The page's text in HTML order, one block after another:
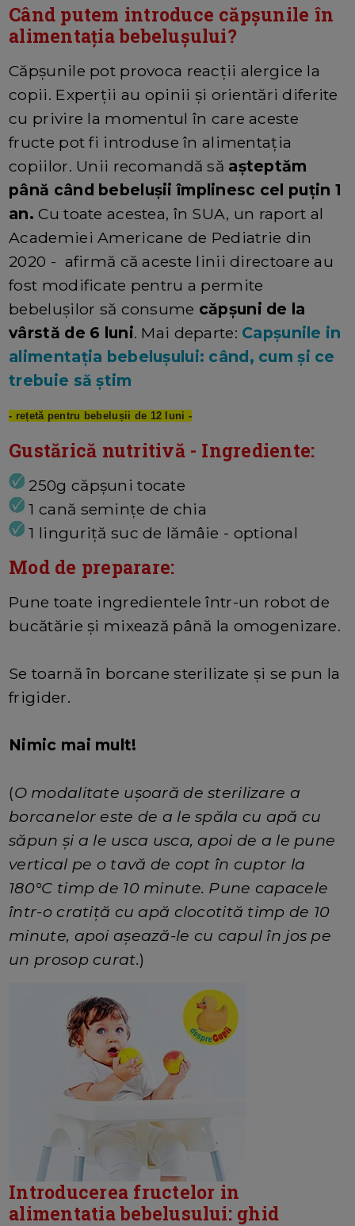
Când putem introduce căpșunile în
alimentația bebelușului?
Căpșunile pot provoca reacții alergice la
copii. Experții au opinii și orientări diferite
cu privire la momentul în care aceste
fructe pot fi introduse în alimentația
copiilor. Unii recomandă să așteptăm
până când bebelușii împlinesc cel puțin 1
an. Cu toate acestea, în SUA, un raport al
Academiei Americane de Pediatrie din
2020 - afirmă că aceste linii directoare au
fost modificate pentru a permite
bebelușilor să consume căpșuni de la
vârstă de 6 luni. Mai departe: Capșunile in
alimentația bebelușului: când, cum și ce
trebuie să știm
- rețetă pentru bebelușii de 12 luni -
Gustărică nutritivă - Ingrediente:
250g căpșuni tocate
1 cană semințe de chia
1 linguriță suc de lămâie - optional
Mod de preparare:
Pune toate ingredientele într-un robot de
bucătărie și mixează până la omogenizare.
Se toarnă în borcane sterilizate și se pun la
frigider.
Nimic mai mult!
(O modalitate ușoară de sterilizare a
borcanelor este de a le spăla cu apă cu
săpun și a le usca usca, apoi de a le pune
vertical pe o tavă de copt în cuptor la
180°C timp de 10 minute. Pune capacele
într-o cratiță cu apă clocotită timp de 10
minute, apoi așează-le cu capul în jos pe
un prosop curat.)
Introducerea fructelor in
alimentatia bebelusului: ghid